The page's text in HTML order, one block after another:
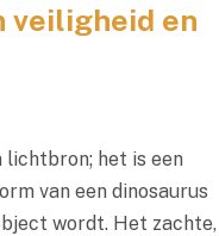
veiligheid en
lichtbron; het is een
van een dinosaurus
wordt. Het zachte,